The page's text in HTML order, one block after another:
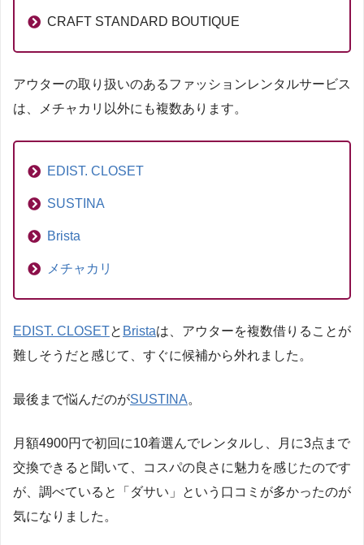
CRAFT STANDARD BOUTIQUE
アウターの取り扱いのあるファッションレンタルサービス
は、メチャカリ以外にも複数あります。
EDIST. CLOSET
SUSTINA
Brista
メチャカリ
EDIST. CLOSETと Bristaは、アウターを複数借りることが
難しそうだと感じて、すぐに候補から外れました。
最後まで悩んだのがSUSTINA。
月額4900円で初回に10着選んでレンタルし、月に3点まで
交換できると聞いて、コスパの良さに魅力を感じたのです
が、調べていると「ダサい」という口コミが多かったのが
気になりました。